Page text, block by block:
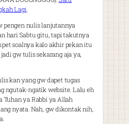
Lagi.
pengen nulis lanjutannya
hari Sabtu gitu, tapi takutnya
soalnya kalo akhir pekan itu
gw tulis sekarang aja ya,
kan yang gw dapet tugas
ngutak-ngatik website. Lalu eh
Tuhan ya Rabbi ya Allah
nyata. Nah, gw dikontak nih,